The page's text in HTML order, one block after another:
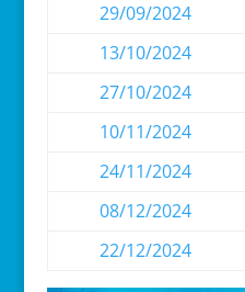
29/09/2024
13/10/2024
27/10/2024
10/11/2024
24/11/2024
08/12/2024
22/12/2024